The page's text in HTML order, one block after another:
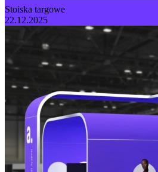
Stoiska targowe
22.12.2025